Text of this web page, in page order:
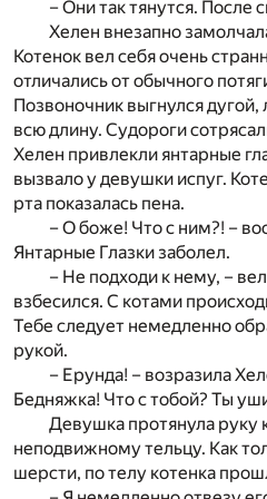
– Они так тянутся. После
Хелен внезапно
Котенок вел себя очень
отличались от обычного
Позвоночник выгнулся
всю длину. Судороги
Хелен привлекли янтарные
вызвало у девушки испуг.
рта показалась пена.
– О боже! Что с ним?! –
Янтарные Глазки заболел.
– Не подходи к нему, –
взбесился. С котами
Тебе следует немедленно
рукой.
– Ерунда! – возразила
Бедняжка! Что с тобой? Ты
Девушка протянула руку
неподвижному тельцу. Как
шерсти, по телу котенка